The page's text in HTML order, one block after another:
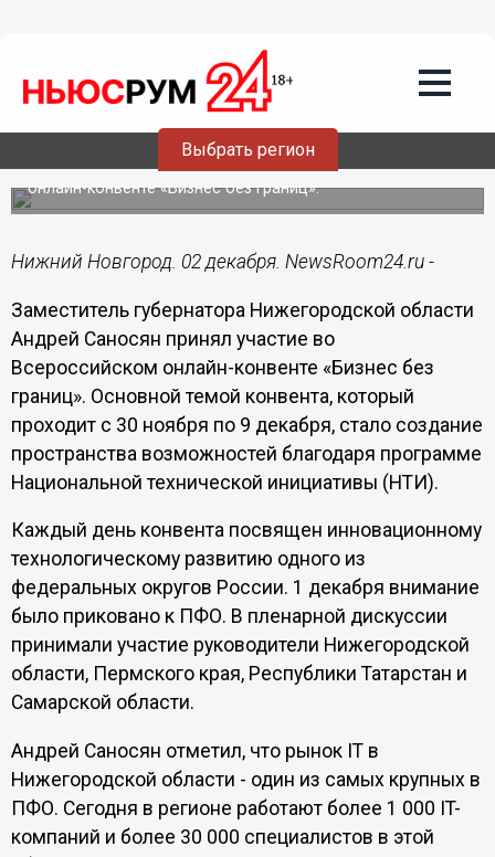
Выбрать регион
Андрей Саносян: «В Нижегородской
области активно поддерживаются
проекты, создающие рынки НТИ»
Заместитель губернатора региона принял участие в
онлайн-конвенте «Бизнес без границ».
Нижний Новгород. 02 декабря. NewsRoom24.ru -
Заместитель губернатора Нижегородской области
Андрей Саносян принял участие во
Всероссийском онлайн-конвенте «Бизнес без
границ». Основной темой конвента, который
проходит с 30 ноября по 9 декабря, стало создание
пространства возможностей благодаря программе
Национальной технической инициативы (НТИ).
Каждый день конвента посвящен инновационному
технологическому развитию одного из
федеральных округов России. 1 декабря внимание
было приковано к ПФО. В пленарной дискуссии
принимали участие руководители Нижегородской
области, Пермского края, Республики Татарстан и
Самарской области.
Андрей Саносян отметил, что рынок IT в
Нижегородской области - один из самых крупных в
ПФО. Сегодня в регионе работают более 1 000 IT-
компаний и более 30 000 специалистов в этой